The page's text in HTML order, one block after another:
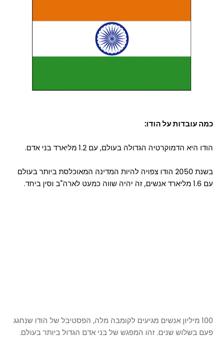
כמה עובדות על הודו:
הודו היא הדמוקרטיה הגדולה בעולם, עם 1.2 מליארד בני אדם.
בשנת 2050 הודו צפויה להיות המדינה המאוכלסת ביותר בעולם
עם 1.6 מליארד אנשים, זה יהיה שווה כמעט לארה"ב וסין ביחד.
100 מיליון אנשים מגיעים לקומבה מלה, הפסטיבל של הודו שנחגג
פעם בשלוש שנים. זהו המפגש של בני אדם הגדול ביותר בעולם.